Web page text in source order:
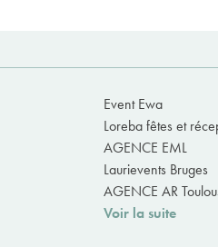
Event Ewa
Loreba fêtes et
AGENCE EML
Laurievents Bruges
AGENCE AR
Voir la suite